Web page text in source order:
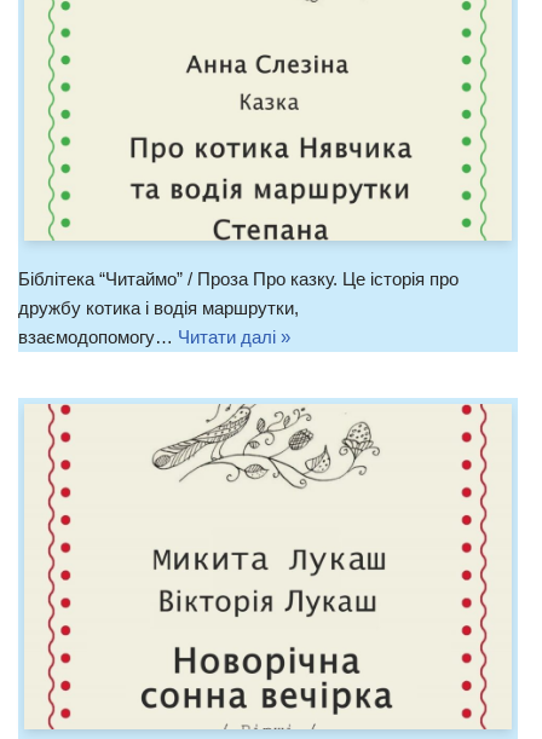
Біблітека “Читаймо” / Проза Про казку. Це історія про
дружбу котика і водія маршрутки,
взаємодопомогу… Читати далі »